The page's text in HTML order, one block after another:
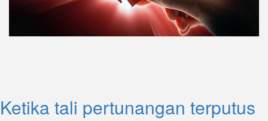
Ketika tali pertunangan terputus